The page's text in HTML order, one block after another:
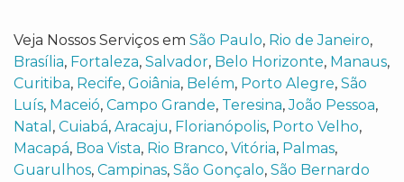
Veja Nossos Serviços em São Paulo, Rio de Janeiro,
Brasília, Fortaleza, Salvador, Belo Horizonte, Manaus,
Curitiba, Recife, Goiânia, Belém, Porto Alegre, São
Luís, Maceió, Campo Grande, Teresina,João Pessoa,
Natal , Cuiabá, Aracaju, Florianópolis, Porto Velho,
Macapá, Boa Vista, Rio Branco, Vitória, Palmas,
Guarulhos, Campinas, São Gonçalo, São Bernardo